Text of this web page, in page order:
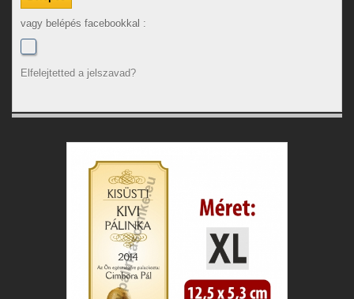
vagy belépés facebookkal :
Elfelejtetted a jelszavad?